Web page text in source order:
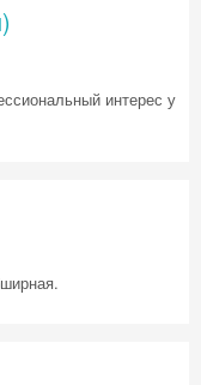
интерес у